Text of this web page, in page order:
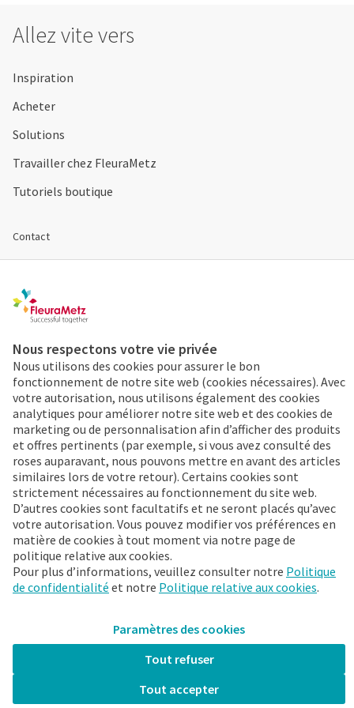
Allez vite vers
Inspiration
Acheter
Solutions
Travailler chez FleuraMetz
Tutoriels boutique
Contact
Webshop
Registre
CGV
Cookies & vie privée
Commandez 24/7
Déjà client FleuraMetz ?
Découvrez tout de suite les
avantages de
l’Appli !
Plus d’infos
FleuraMetz 2026. Tous droits réservés.
Nous respectons votre vie privée
Nous utilisons des cookies pour assurer le bon
fonctionnement de notre site web (cookies nécessaires). Avec
votre autorisation, nous utilisons également des cookies
analytiques pour améliorer notre site web et des cookies de
marketing ou de personnalisation afin d’afficher des produits
et offres pertinents (par exemple, si vous avez consulté des
roses auparavant, nous pouvons mettre en avant des articles
similaires lors de votre retour). Certains cookies sont
strictement nécessaires au fonctionnement du site web.
D’autres cookies sont facultatifs et ne seront placés qu’avec
votre autorisation. Vous pouvez modifier vos préférences en
matière de cookies à tout moment via notre page de
politique relative aux cookies.
Pour plus d’informations, veuillez consulter notre Politique
de confidentialité et notre Politique relative aux cookies.
Paramètres des cookies
Tout refuser
Tout accepter